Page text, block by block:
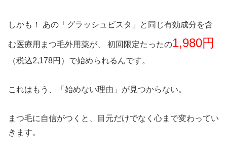
しかも！ あの「グラッシュビスタ」と同じ有効成分を含
む医療用まつ毛外用薬が、 初回限定たったの1,980円
（税込2,178円）で始められるんです。
これはもう、「始めない理由」が見つからない。
まつ毛に自信がつくと、目元だけでなく心まで変わってい
きます。